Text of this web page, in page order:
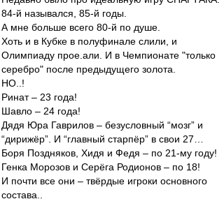
84-й назывался, 85-й годы.
А мне больше всего 80-й по душе.
Хоть и в Кубке в полуфинале слили, и
Олимпиаду прое.али. И в Чемпионате "только
серебро" после предыдущего золота.
НО..!
Ринат – 23 года!
Шавло – 24 года!
Дядя Юра Гаврилов – безусловный “мозг” и
“дирижёр”. И “главный cтарпёр” в свои 27…
Боря Поздняков, Хидя и Федя – по 21-му году!
Генка Морозов и Серёга Родионов – по 18!
И почти все они – твёрдые игроки основного
состава..